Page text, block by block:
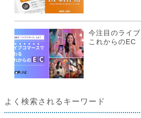
今注目のライ
これからのEC
よく検索されるキーワード